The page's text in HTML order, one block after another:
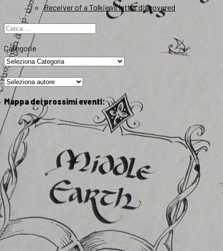
Receiver of a Tolkien’s letter discovered
Ricerca
per:
Categorie
Mappa dei prossimi eventi: